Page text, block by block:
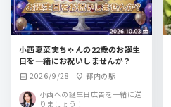
小西夏菜実ちゃんの22歳のお誕生
日を一緒にお祝いしませんか？
calendar_month 2026/9/28 location_on 都内の駅
小西への誕生日広告を一緒に送
りましょう！